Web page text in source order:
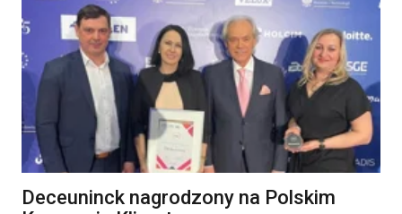
Deceuninck nagrodzony na Polskim